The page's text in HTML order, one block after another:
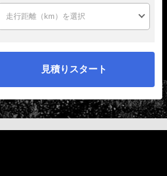
見積りスタート